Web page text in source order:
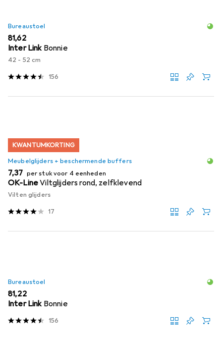
Bureaustoel
EUR
81,62
Inter Link Bonnie
42 - 52 cm
156
KWANTUMKORTING
Meubelglijders + beschermende buffers
EUR
7,37 per stuk voor 4 eenheden
OK-LineViltglijders rond, zelfklevend
Vilten glijders
17
Bureaustoel
EUR
81,22
Inter Link Bonnie
156